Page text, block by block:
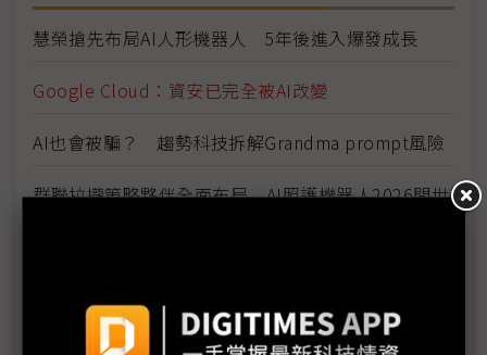
慧榮搶先布局AI人形機器人 5年後進入爆發成長
Google Cloud：資安已完全被AI改變
AI也會被騙？ 趨勢科技拆解Grandma prompt風險
群聯拉攏策略夥伴全面布局 AI照護機器人2026問世
當邊緣AI遇上殺手級應用 AIoT產業創新如虎添翼